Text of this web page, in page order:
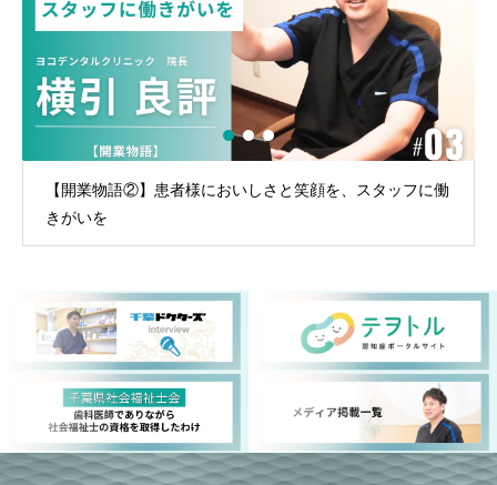
【開業物語②】患者様においしさと笑顔を、スタッフに働
きがいを